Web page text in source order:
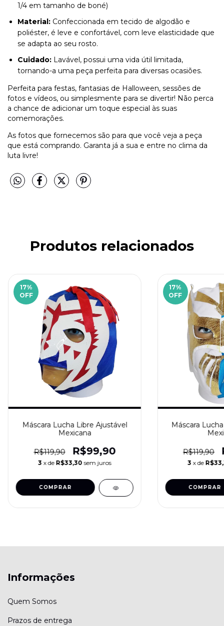
1/4 em tamanho de boné)
Material: Confeccionada em tecido de algodão e
poliéster, é leve e confortável, com leve elasticidade que
se adapta ao seu rosto.
Cuidado: Lavável, possui uma vida útil limitada,
tornando-a uma peça perfeita para diversas ocasiões.
Perfeita para festas, fantasias de Halloween, sessões de
fotos e vídeos, ou simplesmente para se divertir! Não perca
a chance de adicionar um toque especial às suas
comemorações.
As fotos que fornecemos são para que você veja a peça
que está comprando. Garanta já a sua e entre no clima da
luta livre!
Produtos relacionados
17%
OFF
Máscara Lucha Libre Ajustável
Mexicana
R$119,90 R$99,90
3 x de R$33,30 sem juros
17%
OFF
Máscara
R$119,90
3 x de
Informações
Quem Somos
Prazos de entrega